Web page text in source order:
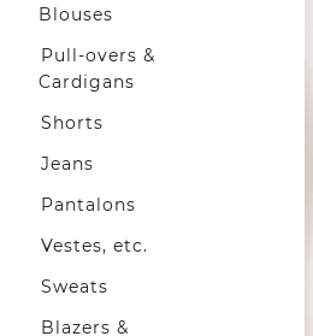
Blouses
Pull-overs &
Cardigans
Shorts
Jeans
Pantalons
Vestes, etc.
Sweats
Blazers &